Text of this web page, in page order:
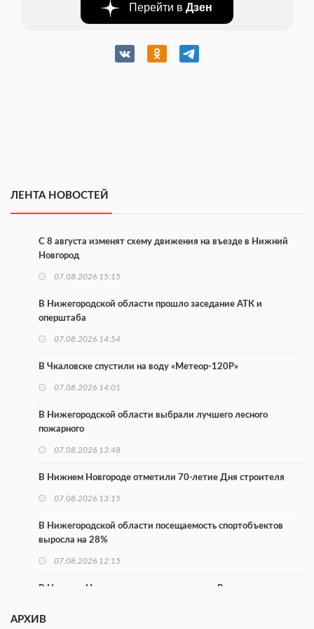
Перейти в Дзен
ЛЕНТА НОВОСТЕЙ
С 8 августа изменят схему движения на въезде в Нижний
Новгород
07.08.2026 15:15
В Нижегородской области прошло заседание АТК и
оперштаба
07.08.2026 14:54
В Чкаловске спустили на воду «Метеор-120Р»
07.08.2026 14:01
В Нижегородской области выбрали лучшего лесного
пожарного
07.08.2026 13:48
В Нижнем Новгороде отметили 70-летие Дня строителя
07.08.2026 13:15
В Нижегородской области посещаемость спортобъектов
выросла на 28%
07.08.2026 12:15
В Нижнем Новгороде прошло совещание Росгвардии
АРХИВ